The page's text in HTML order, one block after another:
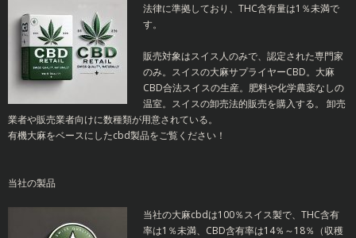
法律に準拠しており、THC含有量は1％未満で
す。
販売対象はスイス人のみで、認定された専門家
のみ。スイスの大麻サプライヤーCBD。大麻
CBD合法スイスの生産。肥料や化学農薬なしの
温室。スイスの卸売法的販売を購入する。 卸売
業者や販売業者向けに数種類が用意されている。
有機大麻をベースにしたcbd製品をご覧ください！
当社の製品
当社の大麻cbdは100％スイス製で、THC含有
率は1％未満、CBD含有率は14％～18％（収穫